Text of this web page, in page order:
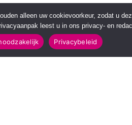
alleen uw cookievoorkeur, zodat u
leest u in ons privacy- en
Privacybeleid